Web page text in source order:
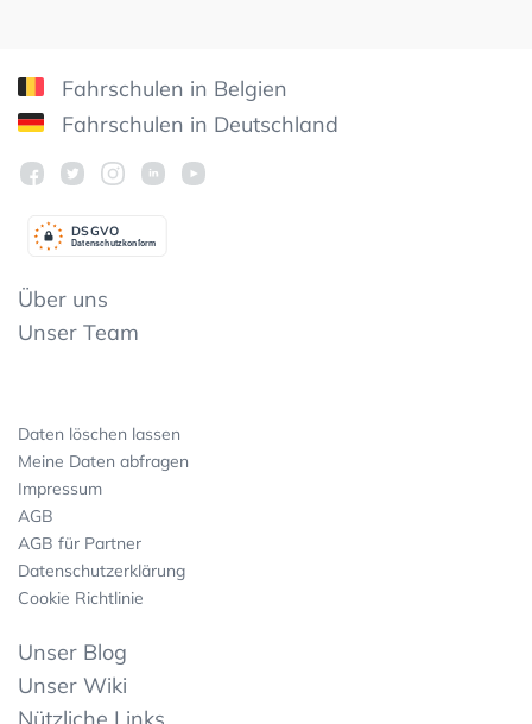
Fahrschulen in Belgien
Fahrschulen in Deutschland
Datenschutzkonform
DSGVO
Über uns
Unser Team
Daten löschen lassen
Meine Daten abfragen
Impressum
AGB
AGB für Partner
Datenschutzerklärung
Cookie Richtlinie
Unser Blog
Unser Wiki